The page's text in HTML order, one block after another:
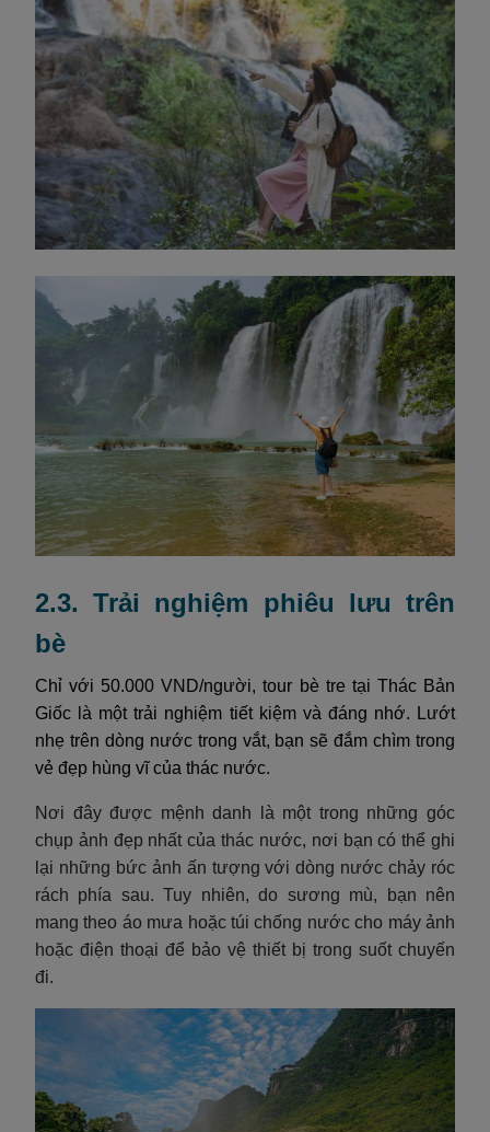
2.3. Trải nghiệm phiêu lưu trên
bè
Chỉ với 50.000 VND/người, tour bè tre tại Thác Bản
Giốc là một trải nghiệm tiết kiệm và đáng nhớ. Lướt
nhẹ trên dòng nước trong vắt, bạn sẽ đắm chìm trong
vẻ đẹp hùng vĩ của thác nước.
Nơi đây được mệnh danh là một trong những góc
chụp ảnh đẹp nhất của thác nước, nơi bạn có thể ghi
lại những bức ảnh ấn tượng với dòng nước chảy róc
rách phía sau. Tuy nhiên, do sương mù, bạn nên
mang theo áo mưa hoặc túi chống nước cho máy ảnh
hoặc điện thoại để bảo vệ thiết bị trong suốt chuyến
đi.